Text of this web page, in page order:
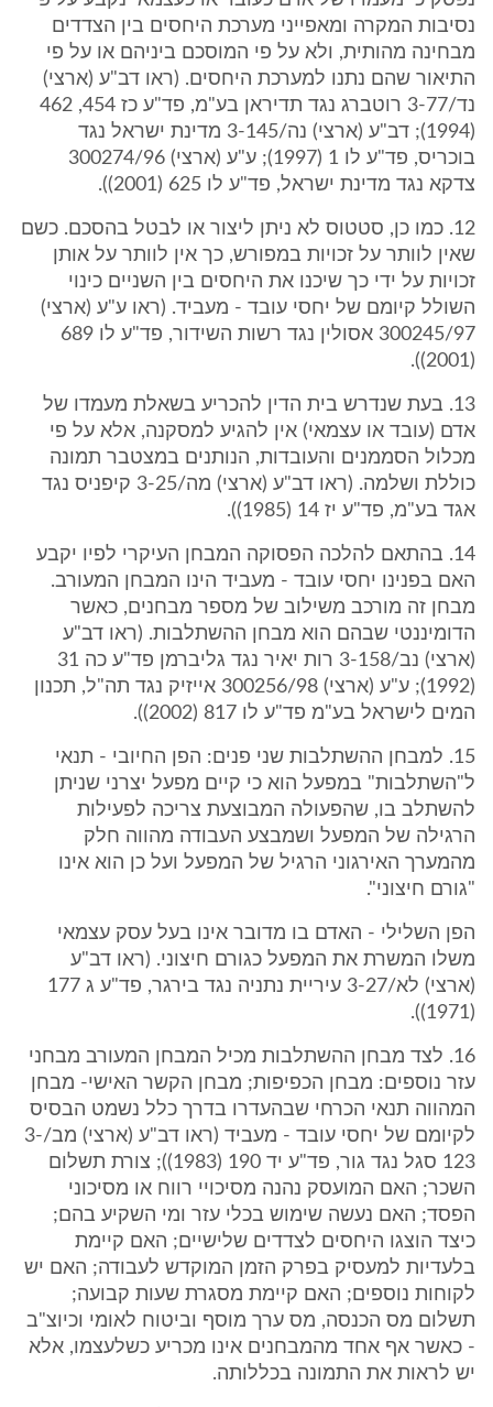
נסיבות המקרה ומאפייני מערכת היחסים בין הצדדים
מבחינה מהותית, ולא על פי המוסכם ביניהם או על פי
התיאור שהם נתנו למערכת היחסים. (ראו דב"ע (ארצי)
נד/3-77 רוטברג נגד תדיראן בע"מ, פד"ע כז 454, 462
(1994); דב"ע (ארצי) נה/3-145 מדינת ישראל נגד
בוכריס, פד"ע לו 1 (1997); ע"ע (ארצי) 300274/96
צדקא נגד מדינת ישראל, פד"ע לו 625 (2001)).
12. כמו כן, סטטוס לא ניתן ליצור או לבטל בהסכם. כשם
שאין לוותר על זכויות במפורש, כך אין לוותר על אותן
זכויות על ידי כך שיכנו את היחסים בין השניים כינוי
השולל קיומם של יחסי עובד - מעביד. (ראו ע"ע (ארצי)
300245/97 אסולין נגד רשות השידור, פד"ע לו 689
(2001)).
13. בעת שנדרש בית הדין להכריע בשאלת מעמדו של
אדם (עובד או עצמאי) אין להגיע למסקנה, אלא על פי
מכלול הסממנים והעובדות, הנותנים במצטבר תמונה
כוללת ושלמה. (ראו דב"ע (ארצי) מה/3-25 קיפניס נגד
אגד בע"מ, פד"ע יז 14 (1985)).
14. בהתאם להלכה הפסוקה המבחן העיקרי לפיו יקבע
האם בפנינו יחסי עובד - מעביד הינו המבחן המעורב.
מבחן זה מורכב משילוב של מספר מבחנים, כאשר
הדומיננטי שבהם הוא מבחן ההשתלבות. (ראו דב"ע
(ארצי) נב/3-158 רות יאיר נגד גליברמן פד"ע כה 31
(1992); ע"ע (ארצי) 300256/98 אייזיק נגד תה"ל, תכנון
המים לישראל בע"מ פד"ע לו 817 (2002)).
15. למבחן ההשתלבות שני פנים: הפן החיובי - תנאי
ל"השתלבות" במפעל הוא כי קיים מפעל יצרני שניתן
להשתלב בו, שהפעולה המבוצעת צריכה לפעילות
הרגילה של המפעל ושמבצע העבודה מהווה חלק
מהמערך האירגוני הרגיל של המפעל ועל כן הוא אינו
"גורם חיצוני".
הפן השלילי - האדם בו מדובר אינו בעל עסק עצמאי
משלו המשרת את המפעל כגורם חיצוני. (ראו דב"ע
(ארצי) לא/3-27 עיריית נתניה נגד בירגר, פד"ע ג 177
(1971)).
16. לצד מבחן ההשתלבות מכיל המבחן המעורב מבחני
עזר נוספים: מבחן הכפיפות; מבחן הקשר האישי- מבחן
המהווה תנאי הכרחי שבהעדרו בדרך כלל נשמט הבסיס
לקיומם של יחסי עובד - מעביד (ראו דב"ע (ארצי) מב/3-
123 סגל נגד גור, פד"ע יד 190 (1983)); צורת תשלום
השכר; האם המועסק נהנה מסיכויי רווח או מסיכוני
הפסד; האם נעשה שימוש בכלי עזר ומי השקיע בהם;
כיצד הוצגו היחסים לצדדים שלישיים; האם קיימת
בלעדיות למעסיק בפרק הזמן המוקדש לעבודה; האם יש
לקוחות נוספים; האם קיימת מסגרת שעות קבועה;
תשלום מס הכנסה, מס ערך מוסף וביטוח לאומי וכיוצ"ב
- כאשר אף אחד מהמבחנים אינו מכריע כשלעצמו, אלא
יש לראות את התמונה בכללותה.